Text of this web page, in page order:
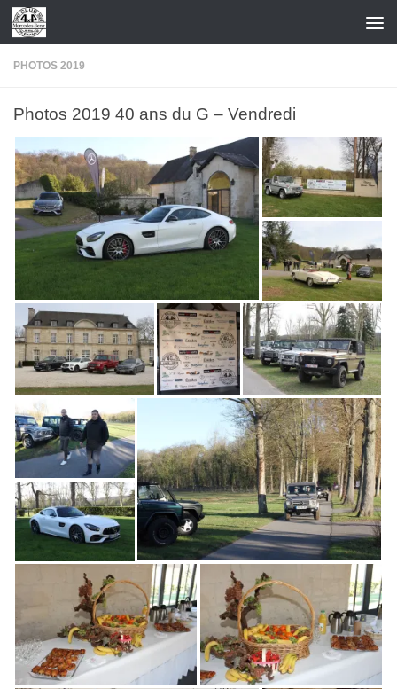
Skip to content
PHOTOS 2019
Photos 2019 40 ans du G – Vendredi